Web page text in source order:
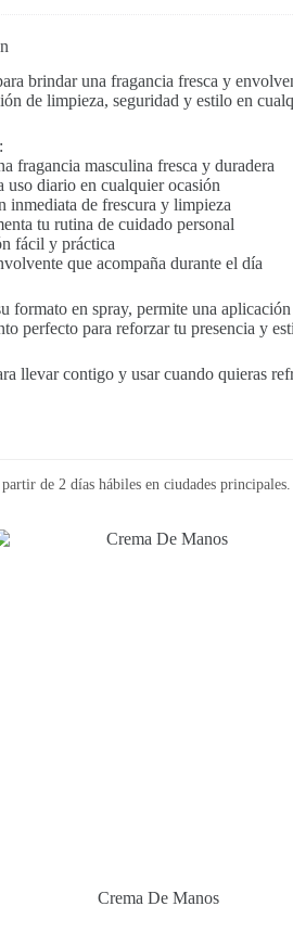
brindar una fragancia fresca y
de limpieza, seguridad y estilo en
fragancia masculina fresca y duradera
uso diario en cualquier ocasión
inmediata de frescura y limpieza
tu rutina de cuidado personal
fácil y práctica
que acompaña durante el día
formato en spray, permite una
perfecto para reforzar tu presencia y
llevar contigo y usar cuando quieras
de 2 días hábiles en ciudades principales.
Crema De Manos